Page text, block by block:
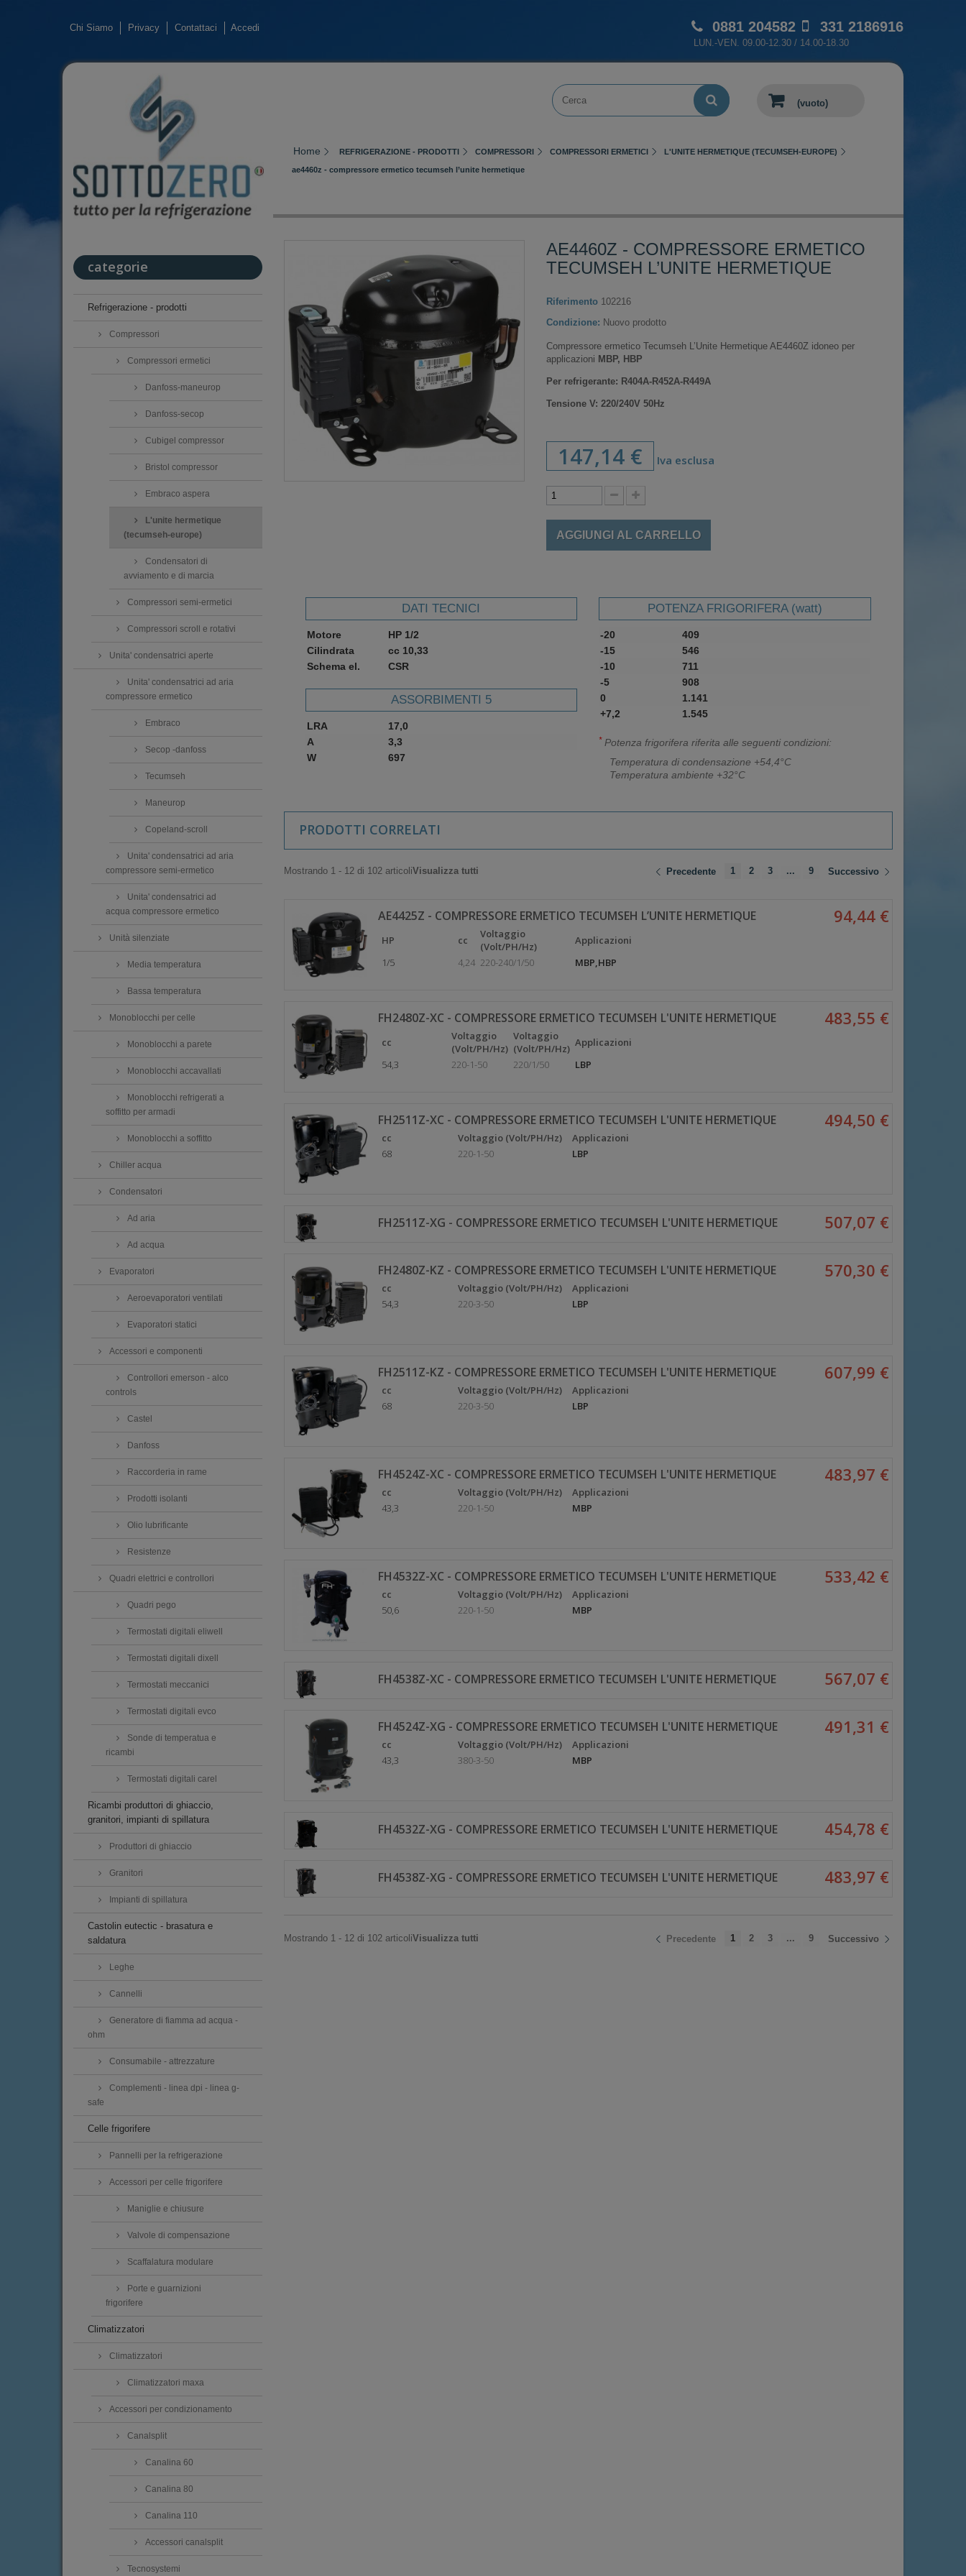
Chi Siamo Privacy Contattaci 0881 204582 331 2186916
LUN.-VEN. 09.00-12.30 / 14.00-18.30
Accedi
categorie
Refrigerazione - prodotti
Compressori
Compressori ermetici
Danfoss-maneurop
Danfoss-secop
Cubigel compressor
Bristol compressor
Embraco aspera
L'unite hermetique
(tecumseh-europe)
Condensatori di
avviamento e di marcia
Compressori semi-ermetici
Compressori scroll e rotativi
Unita' condensatrici aperte
Unita' condensatrici ad aria
compressore ermetico
Embraco
Secop -danfoss
Tecumseh
Maneurop
Copeland-scroll
Unita' condensatrici ad aria
compressore semi-ermetico
Unita' condensatrici ad
acqua compressore ermetico
Unità silenziate
Media temperatura
Bassa temperatura
Monoblocchi per celle
Monoblocchi a parete
Monoblocchi accavallati
Monoblocchi refrigerati a
soffitto per armadi
Monoblocchi a soffitto
Chiller acqua
Condensatori
Ad aria
Ad acqua
Evaporatori
Aeroevaporatori ventilati
Evaporatori statici
Accessori e componenti
Controllori emerson - alco
controls
Castel
Danfoss
Raccorderia in rame
Prodotti isolanti
Olio lubrificante
Resistenze
Quadri elettrici e controllori
Quadri pego
Termostati digitali eliwell
Termostati digitali dixell
Termostati meccanici
Termostati digitali evco
Sonde di temperatua e
ricambi
Termostati digitali carel
Ricambi produttori di ghiaccio,
granitori, impianti di spillatura
Produttori di ghiaccio
Granitori
Impianti di spillatura
Castolin eutectic - brasatura e
saldatura
Leghe
Cannelli
Generatore di fiamma ad acqua -
ohm
Consumabile - attrezzature
Complementi - linea dpi - linea g-
safe
Celle frigorifere
Pannelli per la refrigerazione
Accessori per celle frigorifere
Maniglie e chiusure
Valvole di compensazione
Scaffalatura modulare
Porte e guarnizioni
frigorifere
Climatizzatori
Climatizzatori
Climatizzatori maxa
Accessori per condizionamento
Canalsplit
Canalina 60
Canalina 80
Canalina 110
Accessori canalsplit
Tecnosystemi
(vuoto)
Home REFRIGERAZIONE - PRODOTTI COMPRESSORI COMPRESSORI ERMETICI L'UNITE HERMETIQUE (TECUMSEH-EUROPE)
ae4460z - compressore ermetico tecumseh l’unite hermetique
AE4460Z - COMPRESSORE ERMETICO
TECUMSEH L’UNITE HERMETIQUE
Riferimento 102216
Condizione: Nuovo prodotto
Compressore ermetico Tecumseh L’Unite Hermetique AE4460Z idoneo per
applicazioni MBP, HBP
Per refrigerante: R404A-R452A-R449A
Tensione V:220/240V 50Hz
147,14 € Iva esclusa
AGGIUNGI AL CARRELLO
DATI TECNICI
Motore
HP 1/2
Cilindrata
cc 10,33
Schema el.
CSR
ASSORBIMENTI 5
LRA
17,0
A
3,3
W
697
POTENZA FRIGORIFERA (watt)
-20
409
-15
546
-10
711
-5
908
0
1.141
+7,2
1.545
* Potenza frigorifera riferita alle seguenti condizioni:
Temperatura di condensazione +54,4°C
Temperatura ambiente +32°C
PRODOTTI CORRELATI
Precedente 1 2 3 ... 9 Successivo
Mostrando 1 - 12 di 102 articoliVisualizza tutti
AE4425Z - COMPRESSORE ERMETICO TECUMSEH L’UNITE HERMETIQUE 94,44 €
HP cc
Voltaggio
(Volt/PH/Hz)
Applicazioni
1/5
4,24 220-240/1/50 MBP,HBP
FH2480Z-XC - COMPRESSORE ERMETICO TECUMSEH L'UNITE HERMETIQUE 483,55 €
cc
Voltaggio
(Volt/PH/Hz)
Voltaggio
(Volt/PH/Hz) Applicazioni
54,3
220-1-50 220/1/50 LBP
FH2511Z-XC - COMPRESSORE ERMETICO TECUMSEH L'UNITE HERMETIQUE 494,50 €
cc Voltaggio (Volt/PH/Hz)
Applicazioni
68
220-1-50 LBP
FH2511Z-XG - COMPRESSORE ERMETICO TECUMSEH L'UNITE HERMETIQUE 507,07 €
FH2480Z-KZ - COMPRESSORE ERMETICO TECUMSEH L'UNITE HERMETIQUE 570,30 €
cc Voltaggio (Volt/PH/Hz)
Applicazioni
54,3
220-3-50 LBP
FH2511Z-KZ - COMPRESSORE ERMETICO TECUMSEH L'UNITE HERMETIQUE 607,99 €
cc Voltaggio (Volt/PH/Hz)
Applicazioni
68
220-3-50 LBP
FH4524Z-XC - COMPRESSORE ERMETICO TECUMSEH L'UNITE HERMETIQUE 483,97 €
cc Voltaggio (Volt/PH/Hz)
Applicazioni
43,3
220-1-50 MBP
FH4532Z-XC - COMPRESSORE ERMETICO TECUMSEH L'UNITE HERMETIQUE 533,42 €
cc Voltaggio (Volt/PH/Hz)
Applicazioni
50,6
220-1-50 MBP
FH4538Z-XC - COMPRESSORE ERMETICO TECUMSEH L'UNITE HERMETIQUE 567,07 €
FH4524Z-XG - COMPRESSORE ERMETICO TECUMSEH L'UNITE HERMETIQUE 491,31 €
cc Voltaggio (Volt/PH/Hz)
Applicazioni
43,3
380-3-50 MBP
FH4532Z-XG - COMPRESSORE ERMETICO TECUMSEH L'UNITE HERMETIQUE 454,78 €
FH4538Z-XG - COMPRESSORE ERMETICO TECUMSEH L'UNITE HERMETIQUE 483,97 €
Precedente 1 2 3 ... 9 Successivo
Mostrando 1 - 12 di 102 articoliVisualizza tutti